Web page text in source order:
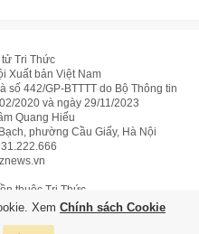
Tri Thức
Xuất bản Việt Nam
số 442/GP-BTTTT do Bộ Thông tin
2020 và ngày 29/11/2023
Quang Hiếu
phường Cầu Giấy, Hà Nội
thuộc Tri Thức
Xem Chính sách Cookie